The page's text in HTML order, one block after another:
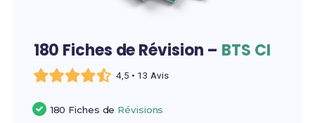
180 Fiches de Révision – BTS CI
4,5 • 13 Avis
180 Fiches de Révisions